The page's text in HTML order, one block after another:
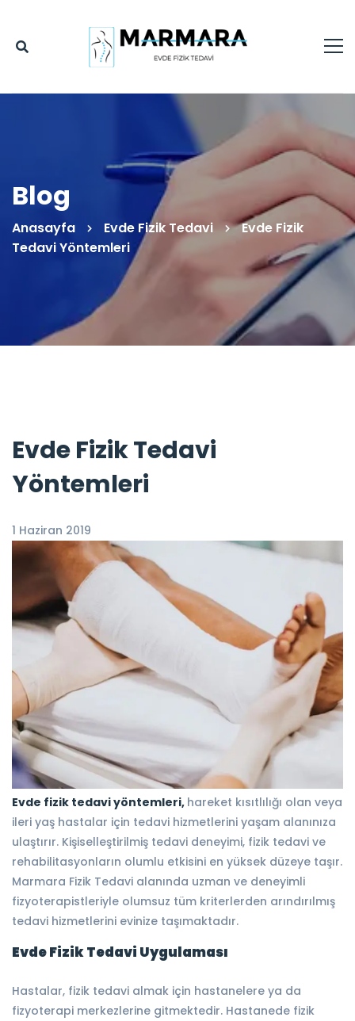
Blog
Anasayfa Evde Fizik Tedavi
Evde Fizik
Tedavi Yöntemleri
Evde Fizik Tedavi
Yöntemleri
1 Haziran 2019
Evde fizik tedavi yöntemleri, hareket kısıtlılığı olan veya
ileri yaş hastalar için tedavi hizmetlerini yaşam alanınıza
ulaştırır. Kişiselleştirilmiş tedavi deneyimi, fizik tedavi ve
rehabilitasyonların olumlu etkisini en yüksek düzeye taşır.
Marmara Fizik Tedavi alanında uzman ve deneyimli
fizyoterapistleriyle olumsuz tüm kriterlerden arındırılmış
tedavi hizmetlerini evinize taşımaktadır.
Evde Fizik Tedavi Uygulaması
Hastalar, fizik tedavi almak için hastanelere ya da
fizyoterapi merkezlerine gitmektedir. Hastanede fizik